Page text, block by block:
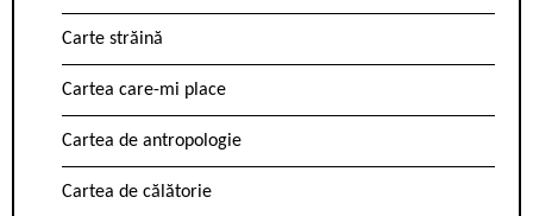
Carte străină
Cartea care-mi place
Cartea de antropologie
Cartea de călătorie